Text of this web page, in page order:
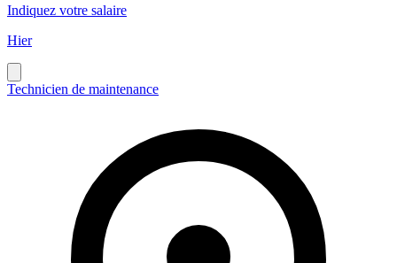
Indiquez votre salaire
Hier
Technicien de maintenance